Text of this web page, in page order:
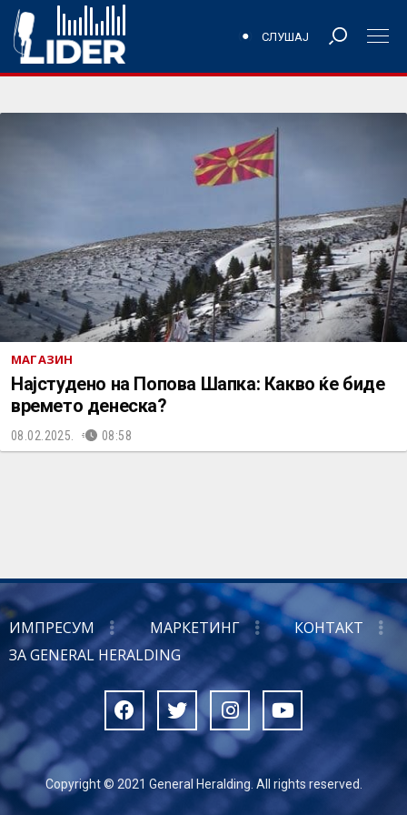
СЛУШАЈ
МАГАЗИН
Најстудено на Попова Шапка: Какво ќе биде
времето денеска?
08.02.2025. 08:58
ИМПРЕСУМ МАРКЕТИНГ
КОНТАКТ
ЗА GENERAL HERALDING
Copyright © 2021 General Heralding. All rights reserved.